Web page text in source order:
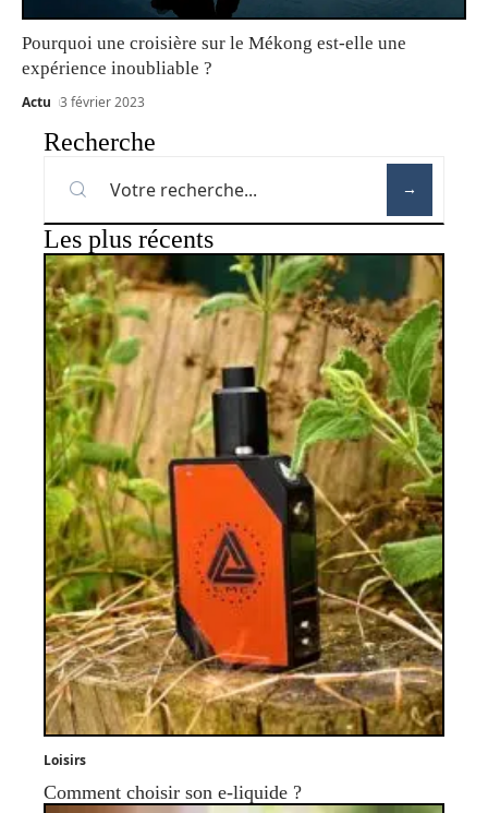
Pourquoi une croisière sur le Mékong est-elle une
expérience inoubliable ?
Actu 3 février 2023
Recherche
Les plus récents
Loisirs
Comment choisir son e-liquide ?